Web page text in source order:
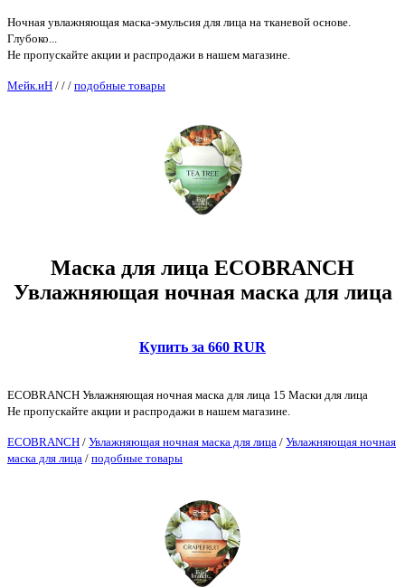
Ночная увлажняющая маска-эмульсия для лица на тканевой основе.
Глубоко...
Не пропускайте акции и распродажи в нашем магазине.
Мейк.иН / / / подобные товары
Маска для лица ECOBRANCH
Увлажняющая ночная маска для лица
Купить за 660 RUR
ECOBRANCH Увлажняющая ночная маска для лица 15 Маски для лица
Не пропускайте акции и распродажи в нашем магазине.
ECOBRANCH / Увлажняющая ночная маска для лица / Увлажняющая ночная
маска для лица / подобные товары